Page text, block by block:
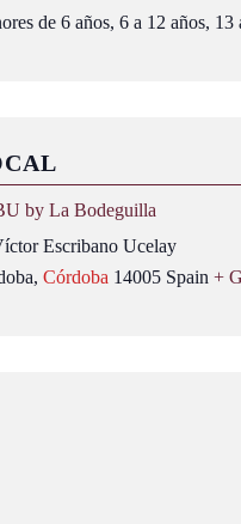
de 6 años, 6 a 12 años,
by La Bodeguilla
Escribano Ucelay
, Córdoba 14005 Spain +